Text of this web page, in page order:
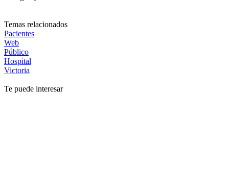
Temas relacionados
Pacientes
Web
Público
Hospital
Victoria
Te puede interesar